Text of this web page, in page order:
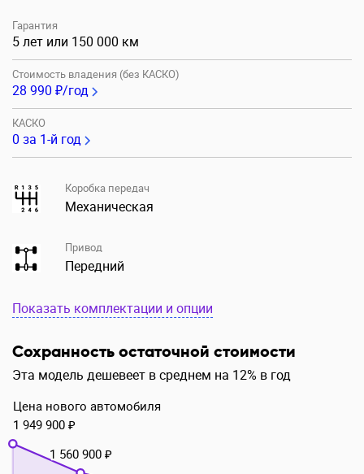
Гарантия
5 лет или 150 000 км
Стоимость владения (без КАСКО)
28 990 ₽/год
КАСКО
0 за 1-й год
Коробка передач
Механическая
Привод
Передний
Показать комплектации и опции
Сохранность остаточной стоимости
Эта модель дешевеет в среднем на 12% в год
Цена нового автомобиля
1 949 900 ₽
1 560 900 ₽